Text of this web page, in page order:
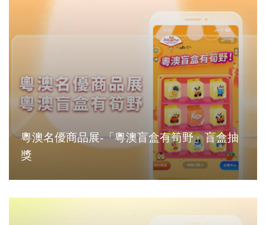
粵澳名優商品展-「粵澳盲盒有筍野」盲盒抽
獎